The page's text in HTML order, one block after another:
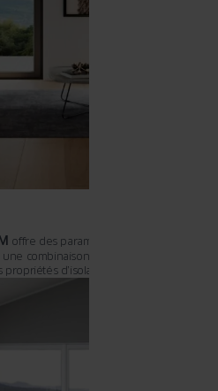
offre des paramètres d’isolation
combinaison optimale de technologie
réduction réelle des coûts d’électricité